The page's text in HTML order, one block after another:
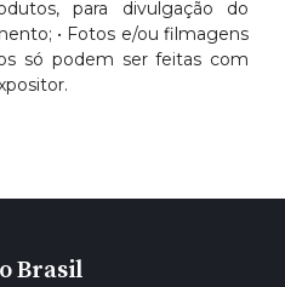
para divulgação do
• Fotos e/ou filmagens
só podem ser feitas com
Brasil